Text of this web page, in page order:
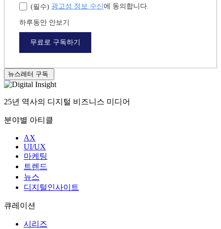
(필수) 광고성 정보 수신에 동의합니다.
하루동안 안보기
무료로 구독하기
뉴스레터 구독
25년 역사의 디지털 비즈니스 미디어
분야별 아티클
AX
UI/UX
마케팅
트렌드
뉴스
디지털인사이트
큐레이션
시리즈